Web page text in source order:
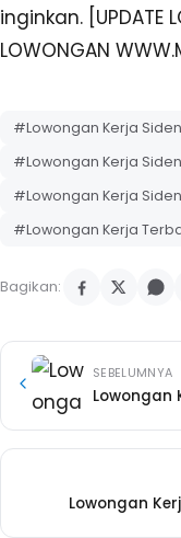
inginkan. [UPDATE
LOWONGAN
#Lowongan Kerja
#Lowongan Kerja
#Lowongan Kerja
#Lowongan Kerja
Bagikan:
SEBELUMNYA
Lowongan
Lowongan